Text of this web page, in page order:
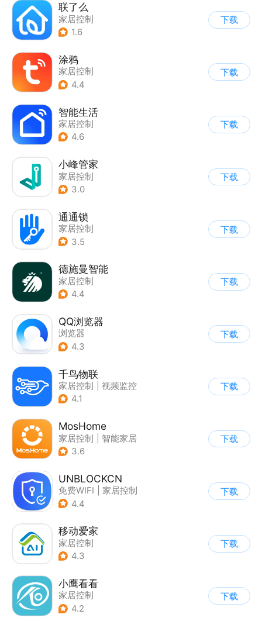
联了么
家居控制
1.6
下载
涂鸦
家居控制
4.4
下载
智能生活
家居控制
4.6
下载
小峰管家
家居控制
3.0
下载
通通锁
家居控制
3.5
下载
德施曼智能
家居控制
4.4
下载
QQ浏览器
浏览器
4.3
下载
千鸟物联
家居控制
视频监控
4.1
下载
MosHome
家居控制
智能家居
3.6
下载
UNBLOCKCN
免费WIFI
家居控制
4.4
下载
移动爱家
家居控制
4.3
下载
小鹰看看
家居控制
4.2
下载